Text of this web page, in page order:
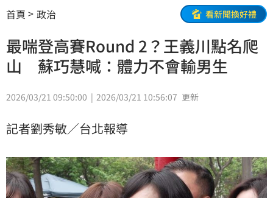
首頁 政治 看新聞換好禮
最喘登高賽Round 2？王義川點名爬
山 蘇巧慧喊：體力不會輸男生
2026/03/21 09:50:00 2026/03/21 10:56:07 更新
記者劉秀敏／台北報導